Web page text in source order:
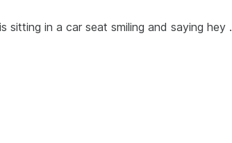
in a car seat smiling and saying hey .